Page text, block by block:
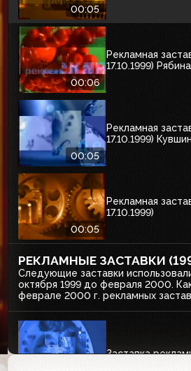
00:05
00:06
Рекламная
17.10.1999) Рябина
00:05
Рекламная
17.10.1999) Кувшин
00:05
Рекламная
17.10.1999)
РЕКЛАМНЫЕ ЗАСТАВКИ
Следующие заставки
октября 1999 до февраля 2000.
феврале 2000 г. рекламных
Заставка